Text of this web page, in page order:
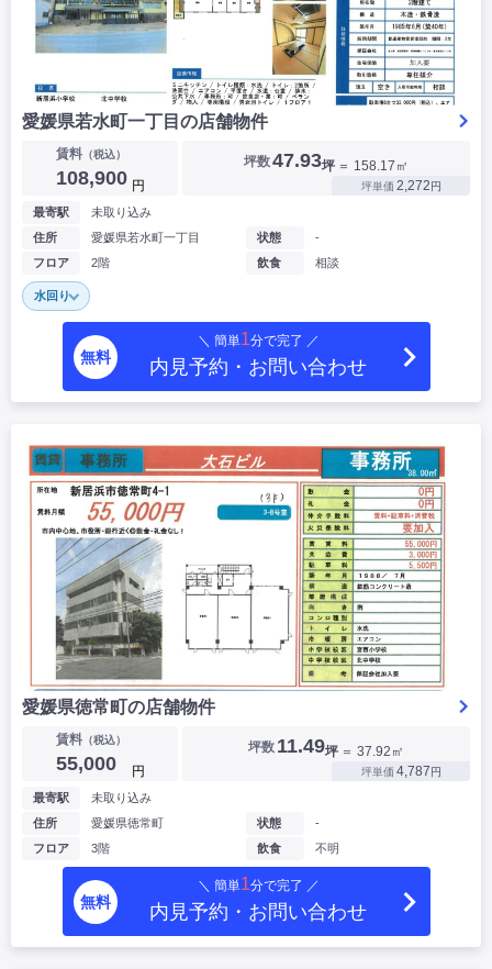
愛媛県若水町一丁目の店舗物件
賃料（税込）
108,900 円
坪数47.93坪 ＝ 158.17㎡
坪単価 2,272円
最寄駅
未取り込み
住所
愛媛県若水町一丁目
フロア
2階
状態
-
飲食
相談
水回り
無料
＼ 簡単1分で完了 ／
内見予約・お問い合わせ
愛媛県徳常町の店舗物件
賃料（税込）
55,000 円
坪数 11.49坪 ＝ 37.92㎡
坪単価 4,787円
最寄駅
未取り込み
住所
愛媛県徳常町
フロア
3階
状態
-
飲食
不明
無料
＼ 簡単1分で完了 ／
内見予約・お問い合わせ